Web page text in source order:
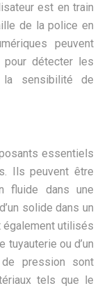
est en train
de la police en
peuvent
pour détecter les
la sensibilité de
essentiels
Ils peuvent être
fluide dans une
solide dans un
également utilisés
tuyauterie ou d’un
pression sont
tels que le